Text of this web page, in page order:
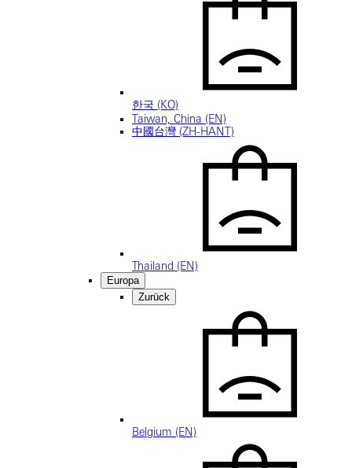
한국 (KO)
Taiwan, China (EN)
中國台灣 (ZH-HANT)
Thailand (EN)
Europa
Zurück
Belgium (EN)